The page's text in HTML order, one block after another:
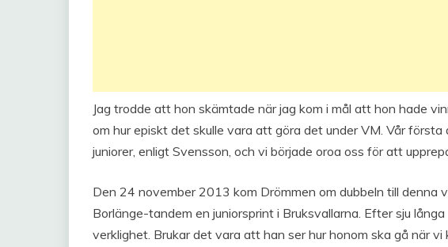
Jag trodde att hon skämtade när jag kom i mål att hon hade
om hur episkt det skulle vara att göra det under VM. Vår första
juniorer, enligt Svensson, och vi började oroa oss för att
Den 24 november 2013 kom Drömmen om dubbeln till denna
Borlänge-tandem en juniorsprint i Bruksvallarna. Efter sju
verklighet. Brukar det vara att han ser hur honom ska gå när